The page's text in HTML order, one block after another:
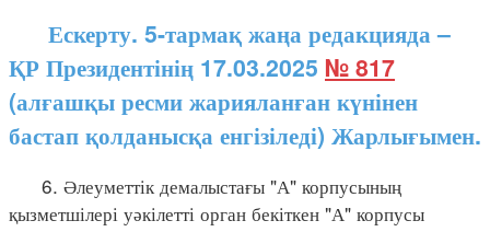
Ескерту. 5-тармақ жаңа редакцияда –
ҚР Президентінің 17.03.2025 № 817
(алғашқы ресми жарияланған күнінен
бастап қолданысқа енгізіледі) Жарлығымен.
6. Әлеуметтік демалыстағы "А" корпусының
қызметшілері уәкілетті орган бекіткен "А" корпусы